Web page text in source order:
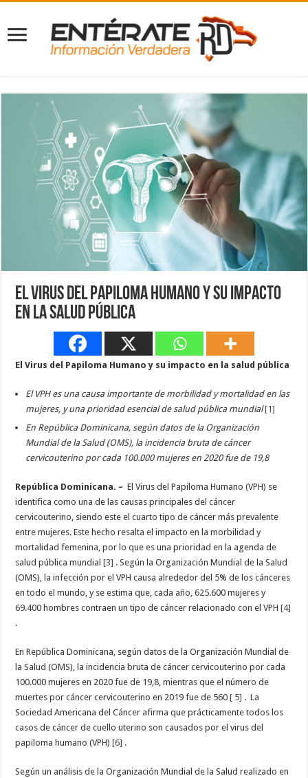
El Virus del Papiloma Humano y su impacto
en la salud pública
El Virus del Papiloma Humano y su impacto en la salud pública
El VPH es una causa importante de morbilidad y mortalidad en las
mujeres, y una prioridad esencial de salud pública mundial[1]
En República Dominicana, según datos de la Organización
Mundial de la Salud (OMS), la incidencia bruta de cáncer
cervicouterino por cada 100.000 mujeres en 2020 fue de 19,8
República Dominicana. – El Virus del Papiloma Humano (VPH) se
identifica como una de las causas principales del cáncer
cervicouterino, siendo este el cuarto tipo de cáncer más prevalente
entre mujeres. Este hecho resalta el impacto en la morbilidad y
mortalidad femenina, por lo que es una prioridad en la agenda de
salud pública mundial[3] . Según la Organización Mundial de la Salud
(OMS), la infección por el VPH causa alrededor del 5% de los cánceres
en todo el mundo, y se estima que, cada año, 625.600 mujeres y
69.400 hombres contraen un tipo de cáncer relacionado con el VPH[4]
.
En República Dominicana, según datos de la Organización Mundial de
la Salud (OMS), la incidencia bruta de cáncer cervicouterino por cada
100.000 mujeres en 2020 fue de 19,8, mientras que el número de
muertes por cáncer cervicouterino en 2019 fue de 560[ 5] . La
Sociedad Americana del Cáncer afirma que prácticamente todos los
casos de cáncer de cuello uterino son causados ​​por el virus del
papiloma humano (VPH)[6] .
Según un análisis de la Organización Mundial de la Salud realizado en